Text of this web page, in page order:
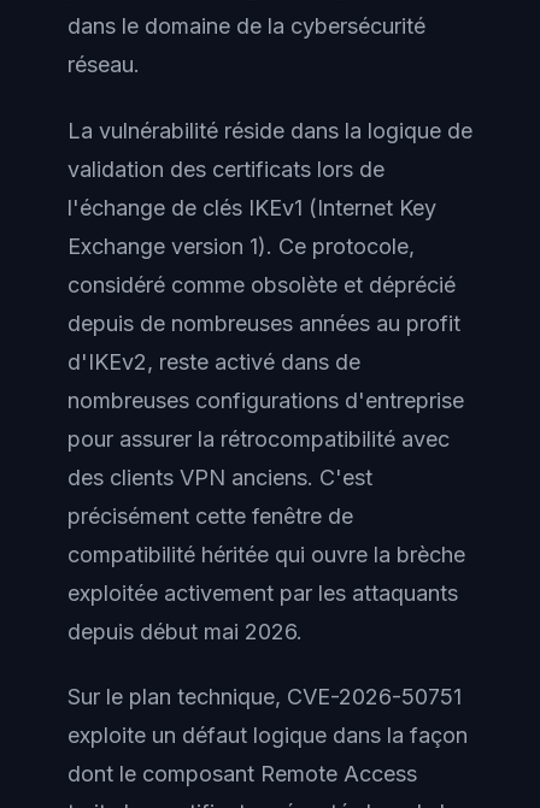
dans le domaine de la cybersécurité
réseau.
La vulnérabilité réside dans la logique de
validation des certificats lors de
l'échange de clés IKEv1 (Internet Key
Exchange version 1). Ce protocole,
considéré comme obsolète et déprécié
depuis de nombreuses années au profit
d'IKEv2, reste activé dans de
nombreuses configurations d'entreprise
pour assurer la rétrocompatibilité avec
des clients VPN anciens. C'est
précisément cette fenêtre de
compatibilité héritée qui ouvre la brèche
exploitée activement par les attaquants
depuis début mai 2026.
Sur le plan technique, CVE-2026-50751
exploite un défaut logique dans la façon
dont le composant Remote Access